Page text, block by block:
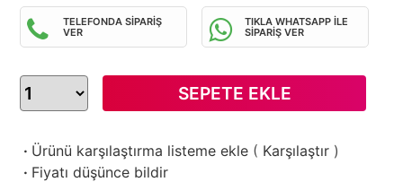
TELEFONDA SİPARİŞ
VER
TIKLA WHATSAPP İLE
SİPARİŞ VER
SEPETE EKLE
· Ürünü karşılaştırma listeme ekle ( Karşılaştır )
· Fiyatı düşünce bildir